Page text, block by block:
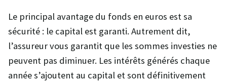
Le principal avantage du fonds en euros estsa
sécurité : le capital est garanti. Autrement dit,
l’assureur vous garantit que les sommes investies ne
peuvent pas diminuer. Les intérêts générés chaque
année s’ajoutent au capital et sont définitivement